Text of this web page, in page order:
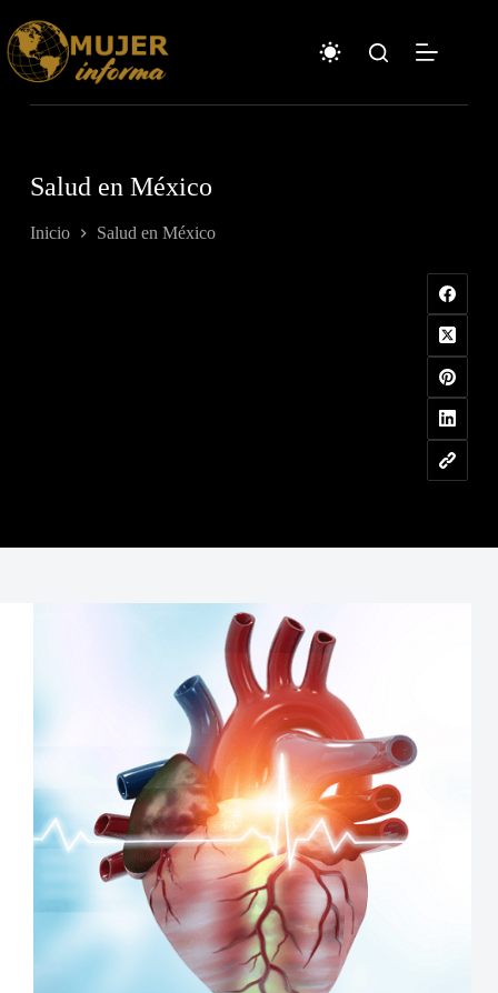
contenido
Salud en México
Inicio Salud en México